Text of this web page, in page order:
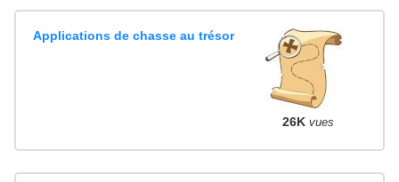
Applications de chasse au trésor
26K vues